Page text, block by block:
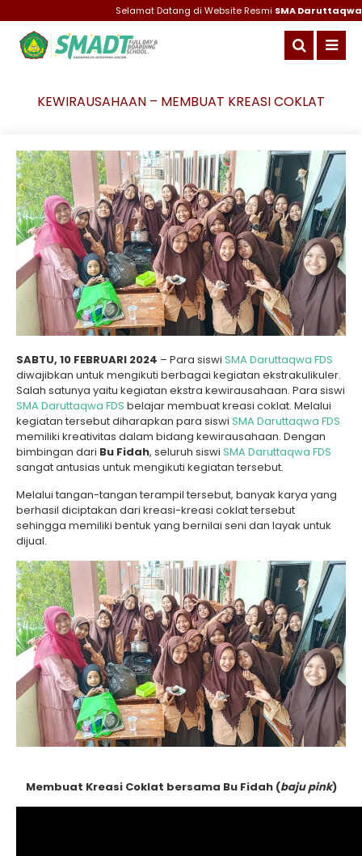
Selamat Datang di Website ResmiSMA Daruttaqwa
KEWIRAUSAHAAN – MEMBUAT KREASI COKLAT
SABTU, 10 FEBRUARI 2024 – Para siswi SMA Daruttaqwa FDS
diwajibkan untuk mengikuti berbagai kegiatan ekstrakulikuler.
Salah satunya yaitu kegiatan ekstra kewirausahaan. Para siswi
SMA Daruttaqwa FDS belajar membuat kreasi coklat. Melalui
kegiatan tersebut diharapkan para siswi SMA Daruttaqwa FDS
memiliki kreativitas dalam bidang kewirausahaan. Dengan
bimbingan dari Bu Fidah, seluruh siswi SMA Daruttaqwa FDS
sangat antusias untuk mengikuti kegiatan tersebut.
Melalui tangan-tangan terampil tersebut, banyak karya yang
berhasil diciptakan dari kreasi-kreasi coklat tersebut
sehingga memiliki bentuk yang bernilai seni dan layak untuk
dijual.
Membuat Kreasi Coklat bersama Bu Fidah (baju pink)